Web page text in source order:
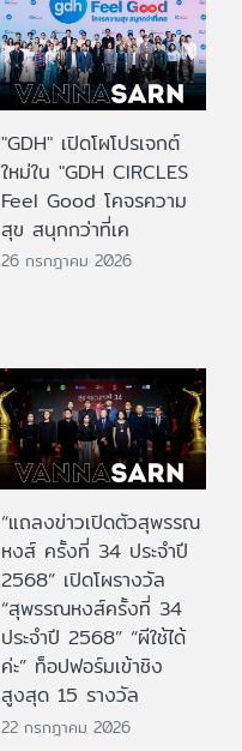
"GDH" เปิดโผโปรเจกต์
ใหม่ใน "GDH CIRCLES
Feel Good โคจรความ
สุข สนุกกว่าที่เค
26 กรกฎาคม 2026
“แถลงข่าวเปิดตัวสุพรรณ
หงส์ ครั้งที่ 34 ประจำปี
2568” เปิดโผรางวัล
“สุพรรณหงส์ครั้งที่ 34
ประจำปี 2568” “ผีใช้ได้
ค่ะ” ท็อปฟอร์มเข้าชิง
สูงสุด 15 รางวัล
22 กรกฎาคม 2026